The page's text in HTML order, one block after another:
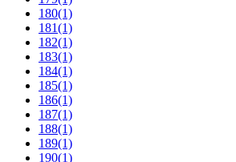
180(1)
181(1)
182(1)
183(1)
184(1)
185(1)
186(1)
187(1)
188(1)
189(1)
190(1)